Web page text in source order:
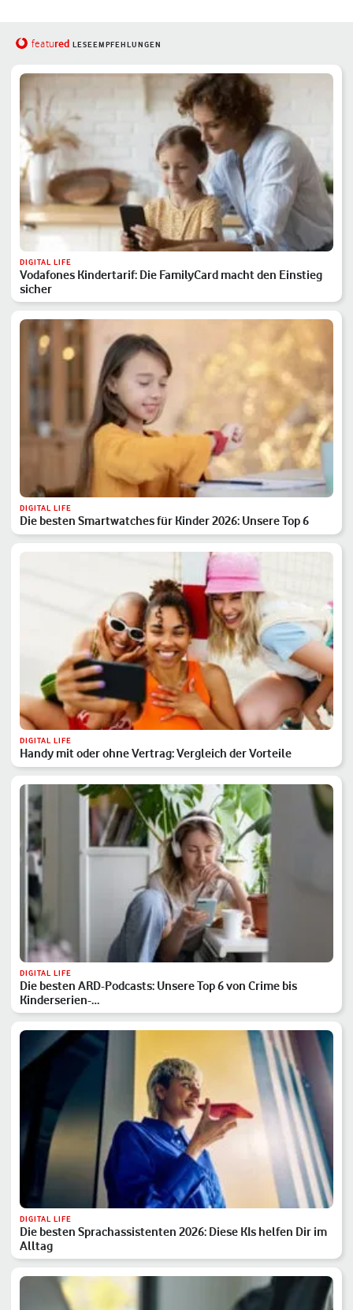
featured LESEEMPFEHLUNGEN
DIGITAL LIFE
Vodafones Kindertarif: Die FamilyCard macht den Einstieg
sicher
DIGITAL LIFE
Die besten Smartwatches für Kinder 2026: Unsere Top 6
DIGITAL LIFE
Handy mit oder ohne Vertrag: Vergleich der Vorteile
DIGITAL LIFE
Die besten ARD-Podcasts: Unsere Top 6 von Crime bis
Kinderserien-…
DIGITAL LIFE
Die besten Sprachassistenten 2026: Diese KIs helfen Dir im
Alltag